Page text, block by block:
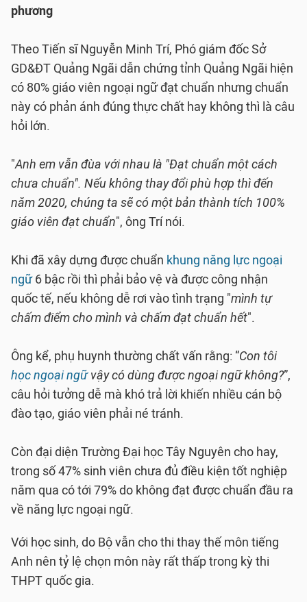
phương
Theo Tiến sĩ Nguyễn Minh Trí, Phó giám đốc Sở
GD&ĐT Quảng Ngãi dẫn chứng tỉnh Quảng Ngãi hiện
có 80% giáo viên ngoại ngữ đạt chuẩn nhưng chuẩn
này có phản ánh đúng thực chất hay không thì là câu
hỏi lớn.
"Anh em vẫn đùa với nhau là "Đạt chuẩn một cách
chưa chuẩn". Nếu không thay đổi phù hợp thì đến
năm 2020, chúng ta sẽ có một bản thành tích 100%
giáo viên đạt chuẩn", ông Trí nói.
Khi đã xây dựng được chuẩn khung năng lực ngoại
ngữ6 bậc rồi thì phải bảo vệ và được công nhận
quốc tế, nếu không dễ rơi vào tình trạng "mình tự
chấm điểm cho mình và chấm đạt chuẩn hết".
Ông kể, phụ huynh thường chất vấn rằng: “Con tôi
học ngoại ngữvậy có dùng được ngoại ngữ không?”,
câu hỏi tưởng dễ mà khó trả lời khiến nhiều cán bộ
đào tạo, giáo viên phải né tránh.
Còn đại diện Trường Đại học Tây Nguyên cho hay,
trong số 47% sinh viên chưa đủ điều kiện tốt nghiệp
năm qua có tới 79% do không đạt được chuẩn đầu ra
về năng lực ngoại ngữ.
Với học sinh, do Bộ vẫn cho thi thay thế môn tiếng
Anh nên tỷ lệ chọn môn này rất thấp trong kỳ thi
THPT quốc gia.